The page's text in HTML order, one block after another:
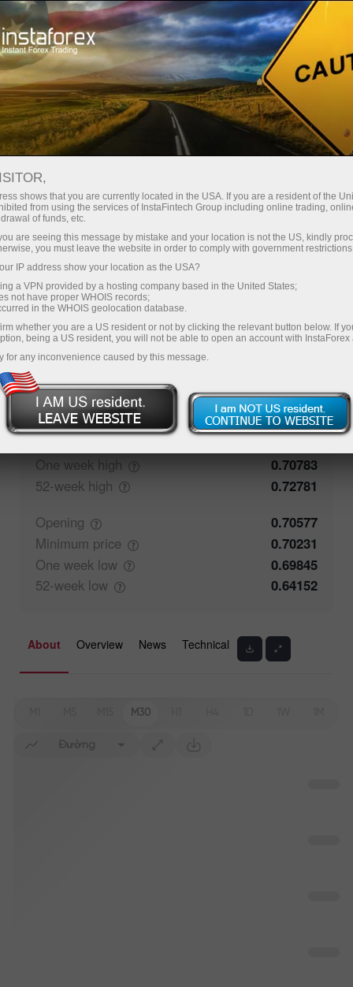
Dành cho Nhà giao dịch
Điều kiện giao dịch
AUDUSD
0.70711 (%) 07 Aug 2026 20:59
Buy
0.70711
0.70681
Traders' feedback
Closing
0.70576
One week high
0.70783
52-week high
0.72781
Opening
0.70577
Minimum price
0.70231
One week low
0.69845
52-week low 0.64152
About Overview News Technical
M30
Đường
shows that you are currently located in the USA. If you are a resident of the
from using the services of InstaFintech Group including online trading,
of funds, etc.
are seeing this message by mistake and your location is not the US, kindly
you must leave the website in order to comply with government
IP address show your location as the USA?
a VPN provided by a hosting company based in the United States;
not have proper WHOIS records;
in the WHOIS geolocation database.
whether you are a US resident or not by clicking the relevant button below. If
being a US resident, you will not be able to open an account with InstaForex
for any inconvenience caused by this message.